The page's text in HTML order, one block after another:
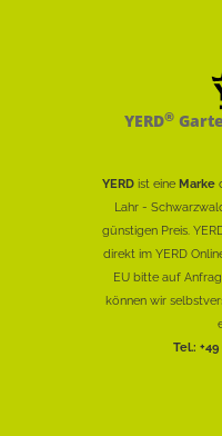
YERD®
YERD ist eine Marke
Lahr -
günstigen Preis.
direkt im YERD
EU bitte auf
können wir
Tel.: